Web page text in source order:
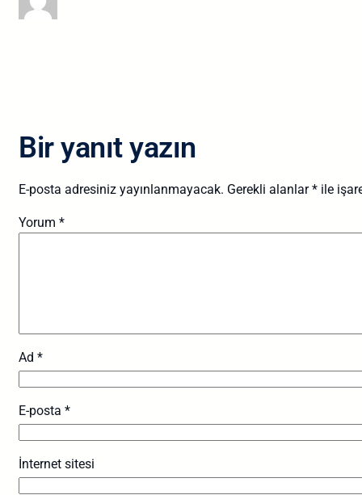
Bir yanıt yazın
E-posta adresiniz yayınlanmayacak. Gerekli alanlar* ile
Yorum *
Ad *
E-posta *
İnternet sitesi